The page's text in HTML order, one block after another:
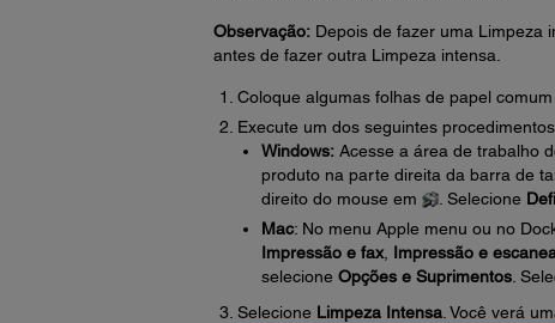
Observação:Depois de fazer uma Limpeza
antes de fazer outra Limpeza intensa.
Coloque algumas folhas de papel comum .
Execute um dos seguintes
Windows:Acesse a área de trabalho
produto na parte direita da barra de
direito do mouse em
. Selecione
Mac: No menu Apple menu ou no
Impressão e fax, Impressão e
selecione Opções e Suprimentos.
Selecione Limpeza Intensa. Você verá